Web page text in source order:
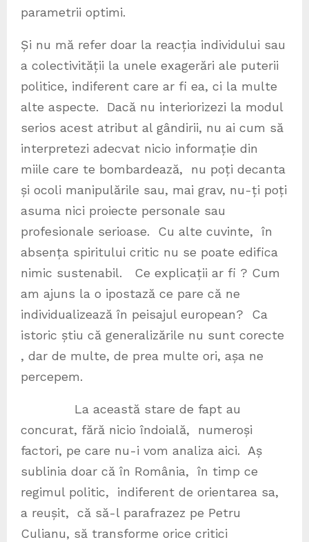
parametrii optimi.
Și nu mă refer doar la reacția individului sau
a colectivității la unele exagerări ale puterii
politice, indiferent care ar fi ea, ci la multe
alte aspecte. Dacă nu interiorizezi la modul
serios acest atribut al gândirii, nu ai cum să
interpretezi adecvat nicio informație din
miile care te bombardează, nu poți decanta
și ocoli manipulările sau, mai grav, nu-ți poți
asuma nici proiecte personale sau
profesionale serioase. Cu alte cuvinte, în
absența spiritului critic nu se poate edifica
nimic sustenabil. Ce explicații ar fi ? Cum
am ajuns la o ipostază ce pare că ne
individualizează în peisajul european? Ca
istoric știu că generalizările nu sunt corecte
, dar de multe, de prea multe ori, așa ne
percepem.
La această stare de fapt au
concurat, fără nicio îndoială, numeroși
factori, pe care nu-i vom analiza aici. Aș
sublinia doar că în România, în timp ce
regimul politic, indiferent de orientarea sa,
a reușit, că să-l parafrazez pe Petru
Culianu, să transforme orice critici